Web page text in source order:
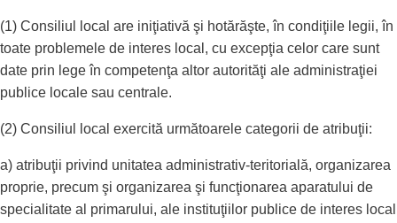
(1) Consiliul local are iniţiativă şi hotărăşte, în condiţiile legii, în
toate problemele de interes local, cu excepţia celor care sunt
date prin lege în competenţa altor autorităţi ale administraţiei
publice locale sau centrale.
(2) Consiliul local exercită următoarele categorii de atribuţii:
a) atribuţii privind unitatea administrativ-teritorială, organizarea
proprie, precum şi organizarea şi funcţionarea aparatului de
specialitate al primarului, ale instituţiilor publice de interes local